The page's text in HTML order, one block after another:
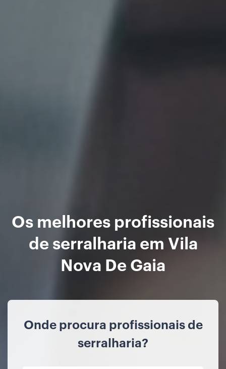
Os melhores profissionais
de serralharia em Vila
Nova De Gaia
Onde procura profissionais de
serralharia?